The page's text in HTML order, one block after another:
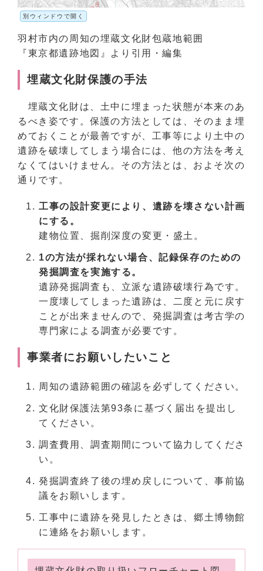
別ウィンドウで開く
羽村市内の周知の埋蔵文化財包蔵地範囲
『東京都遺跡地図』より引用・編集
埋蔵文化財保護の手法
埋蔵文化財は、土中に埋まった状態が本来のあ
るべき姿です。保護の方法としては、そのまま埋
めておくことが最善ですが、工事等により土中の
遺跡を破壊してしまう場合には、他の方法を考え
なくてはいけません。その方法とは、およそ次の
通りです。
工事の設計変更により、遺跡を壊さない計画
にする。
建物位置、掘削深度の変更・盛土。
1の方法が採れない場合、記録保存のための
発掘調査を実施する。
遺跡発掘調査も、立派な遺跡破壊行為です。
一度壊してしまった遺跡は、二度と元に戻す
ことが出来ませんので、発掘調査は考古学の
専門家による調査が必要です。
事業者にお願いしたいこと
周知の遺跡範囲の確認を必ずしてください。
文化財保護法第93条に基づく届出を提出し
てください。
調査費用、調査期間について協力してくださ
い。
発掘調査終了後の埋め戻しについて、事前協
議をお願いします。
工事中に遺跡を発見したときは、郷土博物館
に連絡をお願いします。